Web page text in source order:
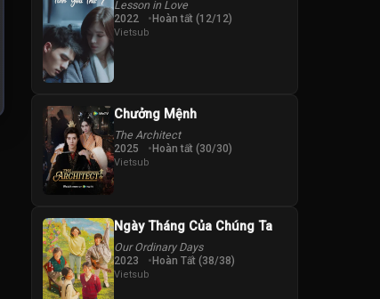
Lesson in Love
2022 Hoàn tất (12/12)
Vietsub
Chưởng Mệnh
The Architect
2025 Hoàn tất (30/30)
Vietsub
Ngày Tháng Của Chúng Ta
Our Ordinary Days
2023 Hoàn Tất (38/38)
Vietsub